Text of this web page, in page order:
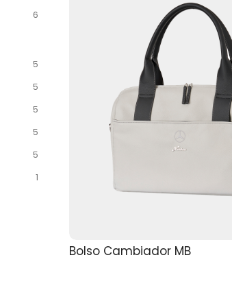
6
5
5
5
5
5
1
Bolso Cambiador MB